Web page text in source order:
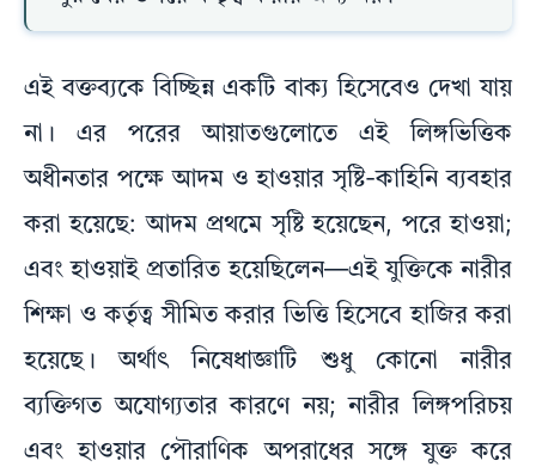
এই বক্তব্যকে বিচ্ছিন্ন একটি বাক্য হিসেবেও দেখা যায়
না। এর পরের আয়াতগুলোতে এই লিঙ্গভিত্তিক
অধীনতার পক্ষে আদম ও হাওয়ার সৃষ্টি-কাহিনি ব্যবহার
করা হয়েছে: আদম প্রথমে সৃষ্টি হয়েছেন, পরে হাওয়া;
এবং হাওয়াই প্রতারিত হয়েছিলেন—এই যুক্তিকে নারীর
শিক্ষা ও কর্তৃত্ব সীমিত করার ভিত্তি হিসেবে হাজির করা
হয়েছে। অর্থাৎ নিষেধাজ্ঞাটি শুধু কোনো নারীর
ব্যক্তিগত অযোগ্যতার কারণে নয়; নারীর লিঙ্গপরিচয়
এবং হাওয়ার পৌরাণিক অপরাধের সঙ্গে যুক্ত করে